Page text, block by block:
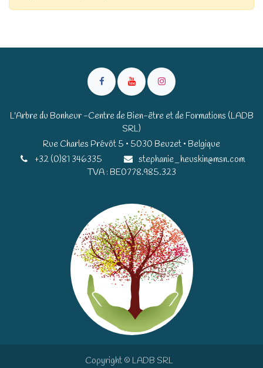
L'Arbre du Bonheur -Centre de Bien-être et de Formations (LADB
SRL)
Rue Charles Prévôt 5 • 5030 Beuzet • Belgique​​
+32 (0)81 346335
stephanie_heuskin@msn.com
TVA : BE0778.985.323
Copyright © LADB SRL